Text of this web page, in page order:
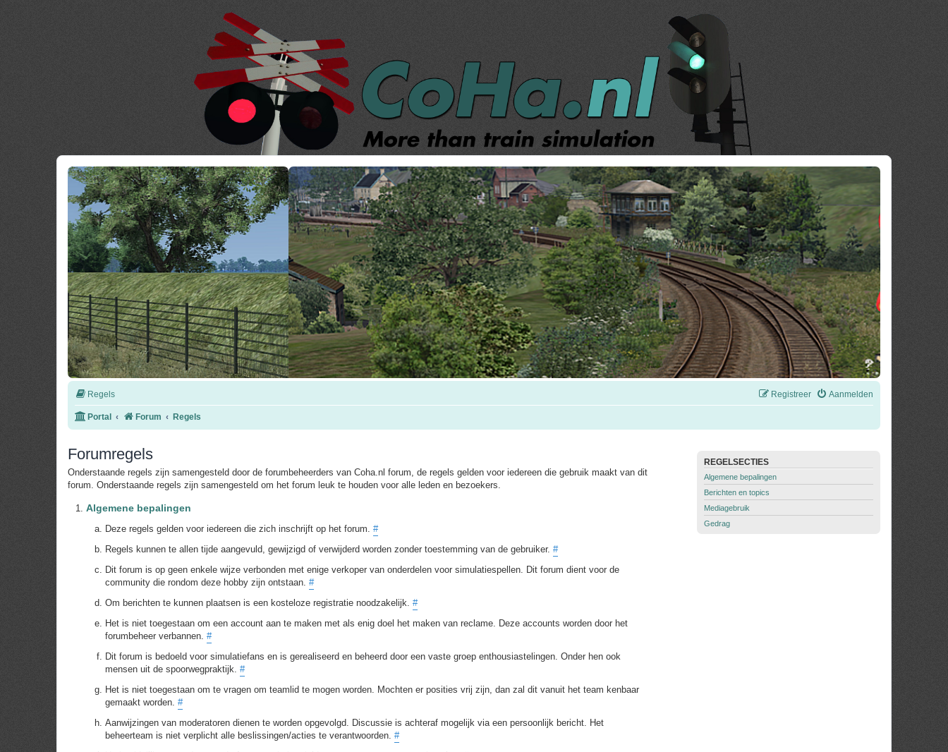
Regels Aanmelden
Registreer
Portal Forum Regels
REGELSECTIES
Algemene bepalingen
Berichten en topics
Mediagebruik
Gedrag
Forumregels
Onderstaande regels zijn samengesteld door de forumbeheerders van Coha.nl forum, de regels gelden voor iedereen die gebruik maakt van dit
forum. Onderstaande regels zijn samengesteld om het forum leuk te houden voor alle leden en bezoekers.
Algemene bepalingen
Deze regels gelden voor iedereen die zich inschrijft op het forum. #
Regels kunnen te allen tijde aangevuld, gewijzigd of verwijderd worden zonder toestemming van de gebruiker. #
Dit forum is op geen enkele wijze verbonden met enige verkoper van onderdelen voor simulatiespellen. Dit forum dient voor de
community die rondom deze hobby zijn ontstaan. #
Om berichten te kunnen plaatsen is een kosteloze registratie noodzakelijk. #
Het is niet toegestaan om een account aan te maken met als enig doel het maken van reclame. Deze accounts worden door het
forumbeheer verbannen. #
Dit forum is bedoeld voor simulatiefans en is gerealiseerd en beheerd door een vaste groep enthousiastelingen. Onder hen ook
mensen uit de spoorwegpraktijk. #
Het is niet toegestaan om te vragen om teamlid te mogen worden. Mochten er posities vrij zijn, dan zal dit vanuit het team kenbaar
gemaakt worden. #
Aanwijzingen van moderatoren dienen te worden opgevolgd. Discussie is achteraf mogelijk via een persoonlijk bericht. Het
beheerteam is niet verplicht alle beslissingen/acties te verantwoorden. #